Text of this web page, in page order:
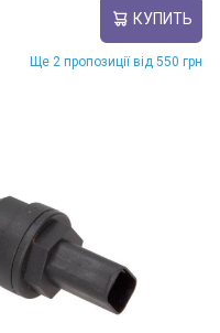
КУПИТЬ
Ще 2 пропозиції від 550 грн